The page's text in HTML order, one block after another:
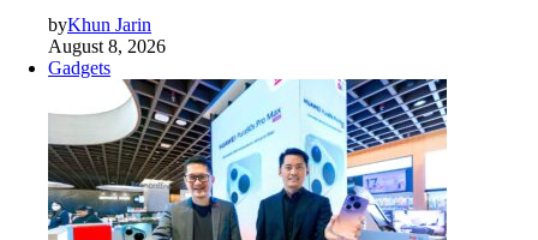
byKhun Jarin
August 8, 2026
Gadgets